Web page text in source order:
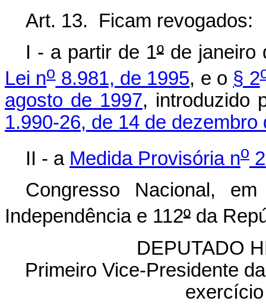
Art. 13. Ficam revogados:
I - a partir de 1ºde janeiro
Lei no8.981, de 1995, e o § 2
agosto de 1997, introduzido
1.990-26, de 14 de dezembro
II - a Medida Provisória no
Congresso Nacional,
Independência e 112º da
DEPUTADO
Primeiro Vice-Presidente